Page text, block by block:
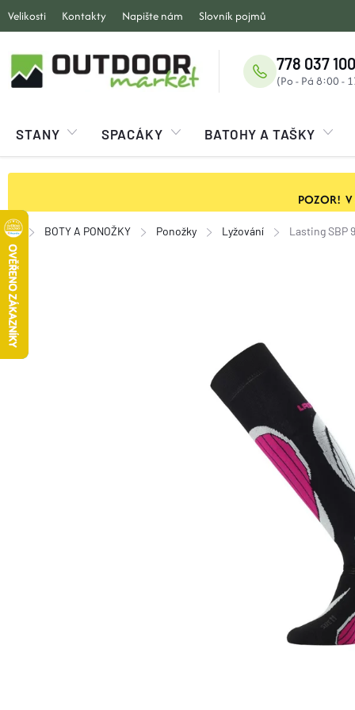
Přejít
na
obsah
POZOR! V
Velikosti Kontakty Napište nám Slovník pojmů
778 037
STANY SPACÁKY BATOHY A TAŠKY
Domů
BOTY A PONOŽKY Ponožky Lyžování Lasting SBP